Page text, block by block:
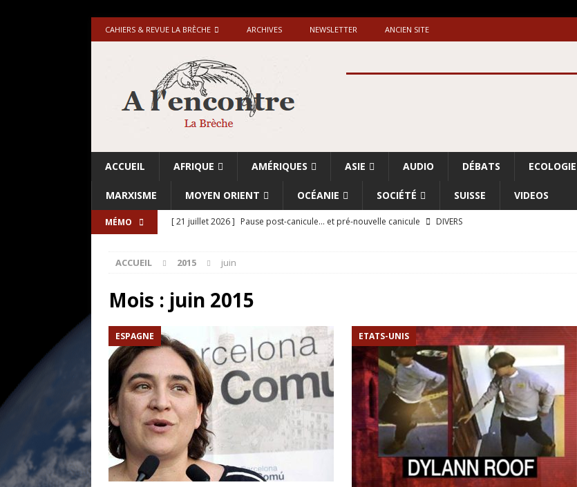
CAHIERS & REVUE LA BRÈCHE ARCHIVES NEWSLETTER ANCIEN SITE
ACCUEIL AFRIQUE AMÉRIQUES ASIE AUDIO DÉBATS ECOLOGIE
MARXISME MOYEN ORIENT OCÉANIE SOCIÉTÉ SUISSE VIDEOS
MÉMO [ 21 juillet 2026 ] Pause post-canicule… et pré-nouvelle canicule
DIVERS
[ 18 juillet 2026 ]
avant les élections du 27 octobre»
[ 17 juillet 2026 ]
et une menace»
ETATS-UNIS
[ 17 juillet 2026 ] Iran. Le retour de l’option militaire
ETATS-UNIS
[ 14 juin 2020 ]
Brésil. Les vies noires comptent: l’urgence de la démilitarisation de la Police militaire
* LA UNE
ACCUEIL 2015 juin
Mois : juin 2015
ESPAGNE ETATS-UNIS